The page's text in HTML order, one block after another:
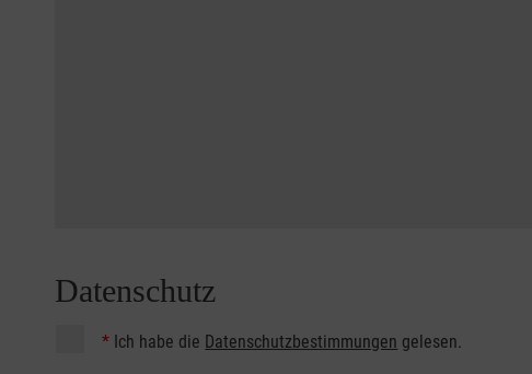
Datenschutz
* Ich habe die Datenschutzbestimmungen gelesen.